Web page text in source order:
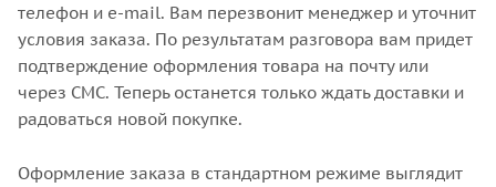
телефон и e-mail. Вам перезвонит менеджер и уточнит
условия заказа. По результатам разговора вам придет
подтверждение оформления товара на почту или
через СМС. Теперь останется только ждать доставки и
радоваться новой покупке.
Оформление заказа в стандартном режиме выглядит